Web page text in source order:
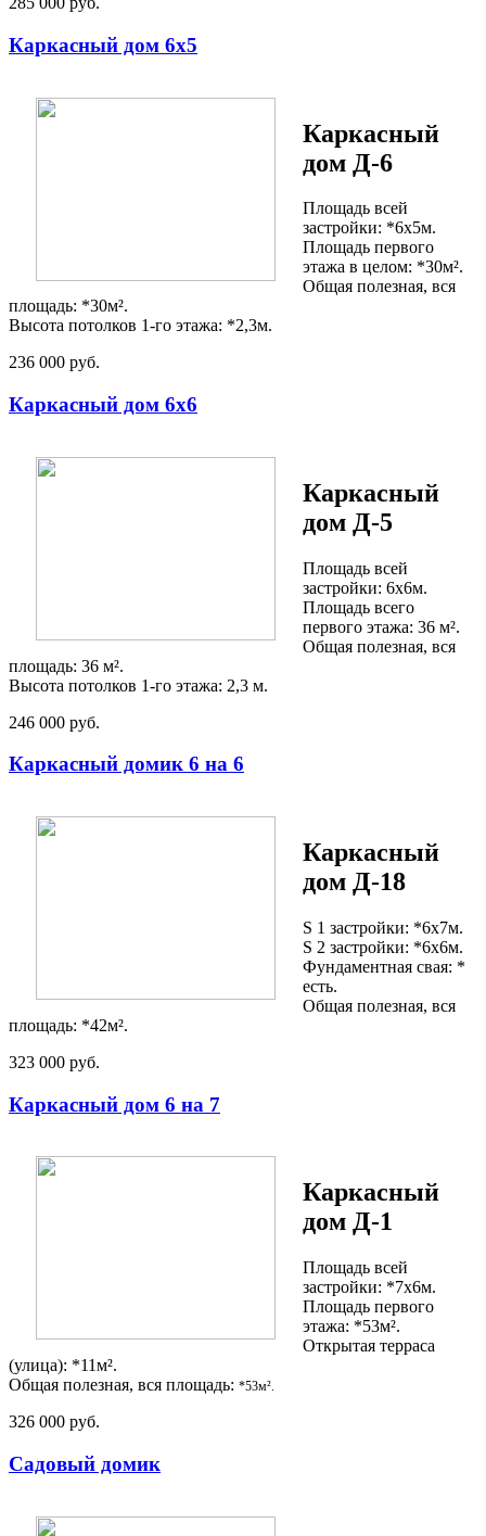
Каркасный дом 6х5
Каркасный
дом Д-6
Площадь всей
застройки: *6х5м.
Площадь первого
этажа в целом: *30м².
Общая полезная, вся
площадь: *30м².
Высота потолков 1-го этажа: *2,3м.
236 000 руб.
Каркасный дом 6х6
Каркасный
дом Д-5
Площадь всей
застройки: 6х6м.
Площадь всего
первого этажа: 36 м².
Общая полезная, вся
площадь: 36 м².
Высота потолков 1-го этажа: 2,3 м.
246 000 руб.
Каркасный домик 6 на 6
Каркасный
дом Д-18
S 1 застройки: *6х7м.
S 2 застройки: *6х6м.
Фундаментная свая: *
есть.
Общая полезная, вся
площадь: *42м².
323 000 руб.
Каркасный дом 6 на 7
Каркасный
дом Д-1
Площадь всей
застройки: *7х6м.
Площадь первого
этажа: *53м².
Открытая терраса
(улица): *11м².
Общая полезная, вся площадь: *53м².
326 000 руб.
Садовый домик